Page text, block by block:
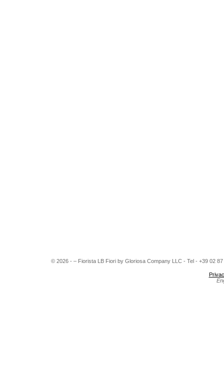
© 2026 - – Fiorista LB Fiori by Gloriosa Company LLC - Tel - +39 02